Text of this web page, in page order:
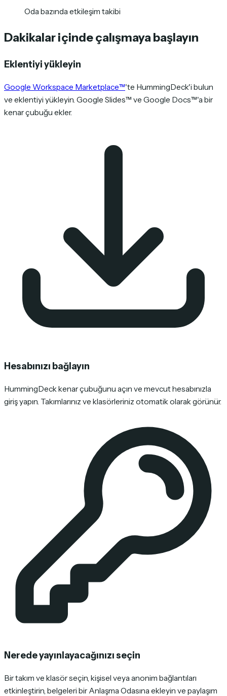
Oda bazında etkileşim takibi
Dakikalar içinde çalışmaya başlayın
Eklentiyi yükleyin
Google Workspace Marketplace™'te HummingDeck'i bulun
ve eklentiyi yükleyin. Google Slides™ ve Google Docs™'a bir
kenar çubuğu ekler.
Hesabınızı bağlayın
HummingDeck kenar çubuğunu açın ve mevcut hesabınızla
giriş yapın. Takımlarınız ve klasörleriniz otomatik olarak görünür.
Nerede yayınlayacağınızı seçin
Bir takım ve klasör seçin, kişisel veya anonim bağlantıları
etkinleştirin, belgeleri bir Anlaşma Odasına ekleyin ve paylaşım